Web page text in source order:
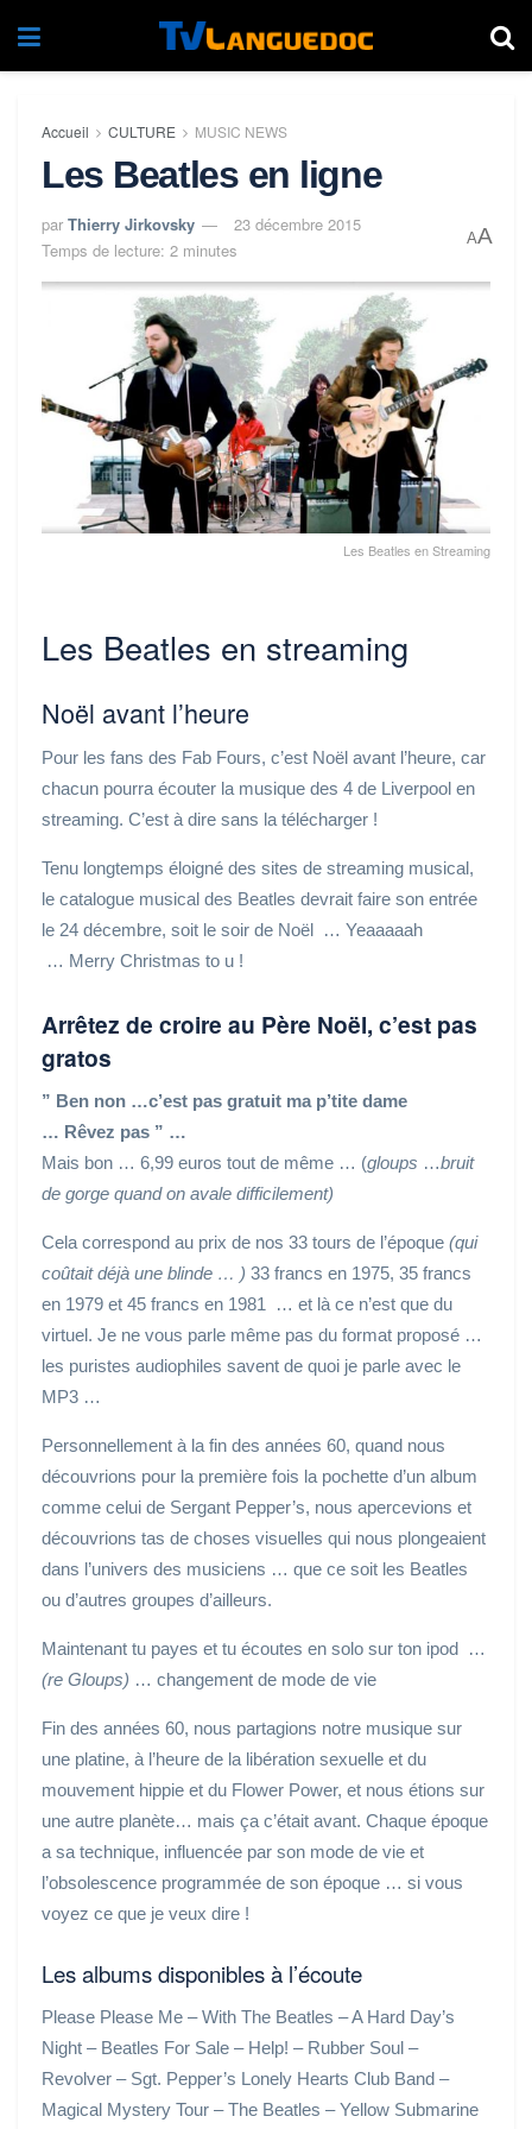
Accueil CULTURE MUSIC NEWS
Les Beatles en ligne
par Thierry Jirkovsky
23 décembre 2015
Temps de lecture: 2 minutes
AA
Les Beatles en Streaming
Les Beatles en streaming
Noël avant l’heure
Pour les fans des Fab Fours, c’est Noël avant l’heure, car
chacun pourra écouter la musique des 4 de Liverpool en
streaming. C’est à dire sans la télécharger !
Tenu longtemps éloigné des sites de streaming musical,
le catalogue musical des Beatles devrait faire son entrée
le 24 décembre, soit le soir de Noël … Yeaaaaah
… Merry Christmas to u !
Arrêtez de croire au Père Noël, c’est pas
gratos
” Ben non …c’est pas gratuit ma p’tite dame
… Rêvez pas ” …
Mais bon … 6,99 euros tout de même … (gloups …bruit
de gorge quand on avale difficilement)
Cela correspond au prix de nos 33 tours de l’époque (qui
coûtait déjà une blinde … ) 33 francs en 1975, 35 francs
en 1979 et 45 francs en 1981 … et là ce n’est que du
virtuel. Je ne vous parle même pas du format proposé …
les puristes audiophiles savent de quoi je parle avec le
MP3 …
Personnellement à la fin des années 60, quand nous
découvrions pour la première fois la pochette d’un album
comme celui de Sergant Pepper’s, nous apercevions et
découvrions tas de choses visuelles qui nous plongeaient
dans l’univers des musiciens … que ce soit les Beatles
ou d’autres groupes d’ailleurs.
Maintenant tu payes et tu écoutes en solo sur ton ipod …
(re Gloups) … changement de mode de vie
Fin des années 60, nous partagions notre musique sur
une platine, à l’heure de la libération sexuelle et du
mouvement hippie et du Flower Power, et nous étions sur
une autre planète… mais ça c’était avant. Chaque époque
a sa technique, influencée par son mode de vie et
l’obsolescence programmée de son époque … si vous
voyez ce que je veux dire !
Les albums disponibles à l’écoute
Please Please Me – With The Beatles – A Hard Day’s
Night – Beatles For Sale – Help! – Rubber Soul –
Revolver – Sgt. Pepper’s Lonely Hearts Club Band –
Magical Mystery Tour – The Beatles – Yellow Submarine